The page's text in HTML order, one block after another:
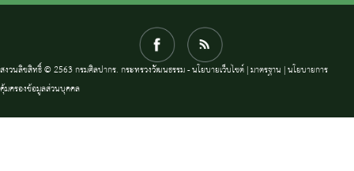
สงวนลิขสิทธิ์ © 2563 กรมศิลปากร. กระทรวงวัฒนธรรม -นโยบายเว็บไซต์|มาตรฐาน |นโยบายการ
คุ้มครองข้อมูลส่วนบุคคล